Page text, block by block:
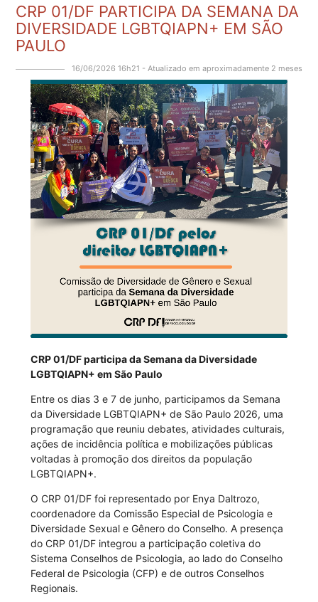
CRP 01/DF PARTICIPA DA SEMANA DA
DIVERSIDADE LGBTQIAPN+ EM SÃO
PAULO
16/06/2026 16h21 - Atualizado em aproximadamente 2 meses
CRP 01/DF participa da Semana da Diversidade
LGBTQIAPN+ em São Paulo
Entre os dias 3 e 7 de junho, participamos da Semana
da Diversidade LGBTQIAPN+ de São Paulo 2026, uma
programação que reuniu debates, atividades culturais,
ações de incidência política e mobilizações públicas
voltadas à promoção dos direitos da população
LGBTQIAPN+.
O CRP 01/DF foi representado por Enya Daltrozo,
coordenadore da Comissão Especial de Psicologia e
Diversidade Sexual e Gênero do Conselho. A presença
do CRP 01/DF integrou a participação coletiva do
Sistema Conselhos de Psicologia, ao lado do Conselho
Federal de Psicologia (CFP) e de outros Conselhos
Regionais.